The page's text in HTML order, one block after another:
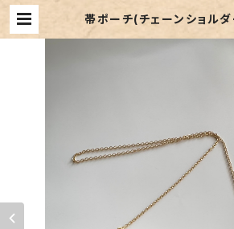
帯ポーチ(チェーンショル